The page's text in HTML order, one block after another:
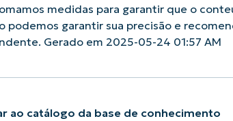
medidas para garantir que o
podemos garantir sua precisão e
Gerado em 2025-05-24 01:57 AM
ao catálogo da base de conhecimento